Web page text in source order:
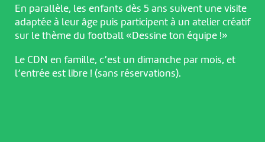
En parallèle, les enfants dès 5 ans suivent une visite
adaptée à leur âge puis participent à un atelier créatif
sur le thème du football «Dessine ton équipe !»
Le CDN en famille, c’est un dimanche par mois, et
l’entrée est libre ! (sans réservations).